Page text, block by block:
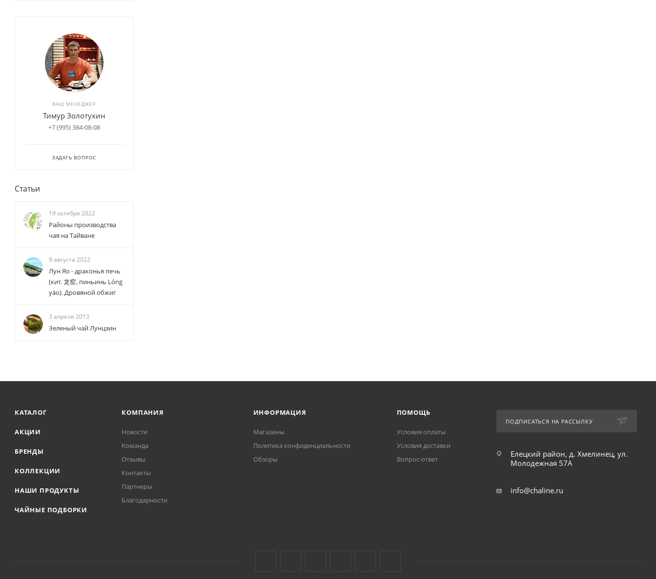
ВАШ МЕНЕДЖЕР
Тимур Золотухин
+7 (995) 384-08-08
ЗАДАТЬ ВОПРОС
Статьи
19 октября 2022
Районы производства
чая на Тайване
9 августа 2022
Лун Яо - драконья печь
(кит. 龙窑, пиньинь Lóng
yáo). Дровяной обжиг
3 апреля 2013
Зеленый чай Лунцзин
КАТАЛОГ
АКЦИИ
БРЕНДЫ
КОЛЛЕКЦИИ
НАШИ ПРОДУКТЫ
ЧАЙНЫЕ ПОДБОРКИ
КОМПАНИЯ
Новости
Команда
Отзывы
Контакты
Партнеры
Благодарности
ИНФОРМАЦИЯ
Магазины
Политика конфиденциальности
Обзоры
ПОМОЩЬ
Условия оплаты
Условия доставки
Вопрос-ответ
ПОДПИСАТЬСЯ НА РАССЫЛКУ
Елецкий район, д. Хмелинец, ул.
Молодежная 57А
info@chaline.ru